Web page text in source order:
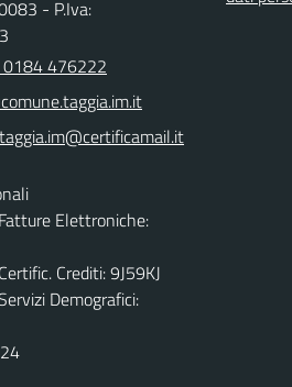
- P.Iva:
476222
Elettroniche:
Crediti: 9J59KJ
Demografici: